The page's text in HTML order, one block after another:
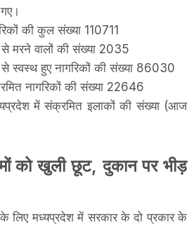
की कुल संख्या 110711
से मरने वालों की संख्या 2035
से स्वस्थ हुए नागरिकों की संख्या 86030
नागरिकों की संख्या 22646
में संक्रमित इलाकों की संख्या (आज
को खुली छूट, दुकान पर भीड़
के लिए मध्यप्रदेश में सरकार के दो प्रकार के